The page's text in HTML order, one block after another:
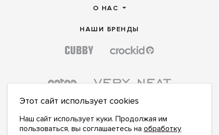
О НАС
НАШИ БРЕНДЫ
Этот сайт использует cookies
Наш сайт использует куки. Продолжая им
пользоваться, вы соглашаетесь на обработку